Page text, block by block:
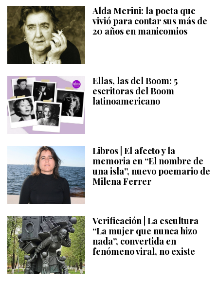
Alda Merini: la poeta que
vivió para contar sus más de
20 años en manicomios
Ellas, las del Boom: 5
escritoras del Boom
latinoamericano
Libros | El afecto y la
memoria en “El nombre de
una isla”, nuevo poemario de
Milena Ferrer
Verificación | La escultura
“La mujer que nunca hizo
nada”, convertida en
fenómeno viral, no existe